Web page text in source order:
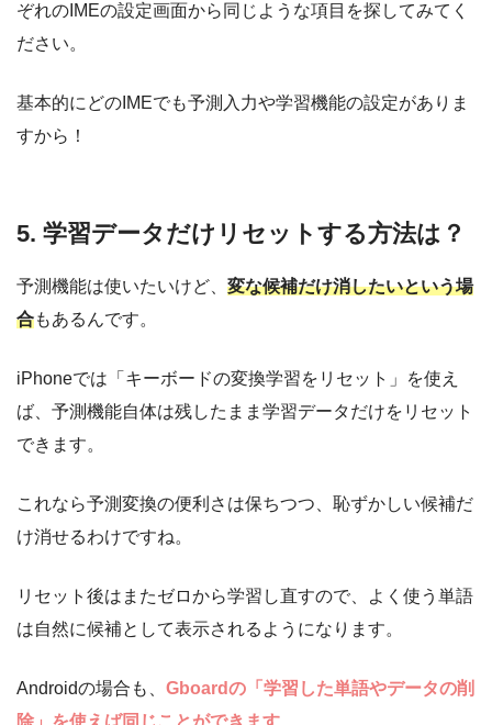
ぞれのIMEの設定画面から同じような項目を探してみてく
ださい。
基本的にどのIMEでも予測入力や学習機能の設定がありま
すから！
5. 学習データだけリセットする方法は？
予測機能は使いたいけど、 変な候補だけ消したいという場
合もあるんです。
iPhoneでは「キーボードの変換学習をリセット」を使え
ば、予測機能自体は残したまま学習データだけをリセット
できます。
これなら予測変換の便利さは保ちつつ、恥ずかしい候補だ
け消せるわけですね。
リセット後はまたゼロから学習し直すので、よく使う単語
は自然に候補として表示されるようになります。
Androidの場合も、 Gboardの「学習した単語やデータの削
除」を使えば同じことができます